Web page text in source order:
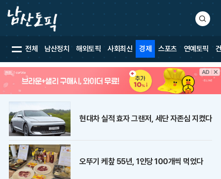
검
전체 남산정치 해외토픽 사회최신 경제 스포츠 연예토픽
현대차 실적 효자 그랜저, 세단 자존심 지켰다
오뚜기 케챂 55년, 1인당 100개씩 먹었다